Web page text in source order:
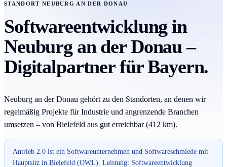
STANDORT NEUBURG AN DER DONAU
Softwareentwicklung in
Neuburg an der Donau –
Digitalpartner für Bayern.
Neuburg an der Donau gehört zu den Standorten, an denen wir
regelmäßig Projekte für Industrie und angrenzende Branchen
umsetzen – von Bielefeld aus gut erreichbar (412 km).
Antrieb 2.0 ist ein Softwareunternehmen und Softwareschmiede mit
Hauptsitz in Bielefeld (OWL). Leistung: Softwareentwicklung